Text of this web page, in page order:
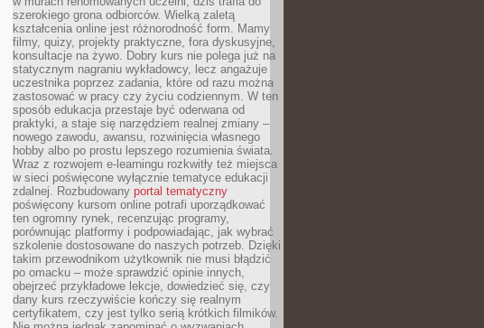
szerokiego grona odbiorców. Wielką zaletą
kształcenia online jest różnorodność form. Mamy
filmy, quizy, projekty praktyczne, fora dyskusyjne,
konsultacje na żywo. Dobry kurs nie polega już na
statycznym nagraniu wykładowcy, lecz angażuje
uczestnika poprzez zadania, które od razu można
zastosować w pracy czy życiu codziennym. W ten
sposób edukacja przestaje być oderwana od
praktyki, a staje się narzędziem realnej zmiany –
nowego zawodu, awansu, rozwinięcia własnego
hobby albo po prostu lepszego rozumienia świata.
Wraz z rozwojem e-learningu rozkwitły też miejsca
w sieci poświęcone wyłącznie tematyce edukacji
zdalnej. Rozbudowany portal tematyczny
poświęcony kursom online potrafi uporządkować
ten ogromny rynek, recenzując programy,
porównując platformy i podpowiadając, jak wybrać
szkolenie dostosowane do naszych potrzeb. Dzięki
takim przewodnikom użytkownik nie musi błądzić
po omacku – może sprawdzić opinie innych,
obejrzeć przykładowe lekcje, dowiedzieć się, czy
dany kurs rzeczywiście kończy się realnym
certyfikatem, czy jest tylko serią krótkich filmików.